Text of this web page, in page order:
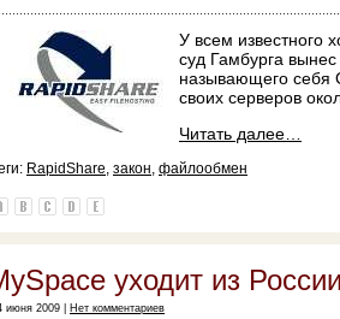
У всем известного
суд Гамбурга
называющего себя
своих серверов
Читать далее…
RapidShare, закон, файлообмен
уходит из России
июня 2009 | Нет комментариев